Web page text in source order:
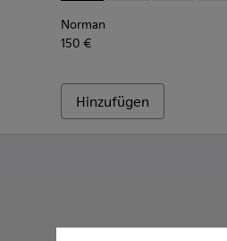
Norman
150 €
Hinzufügen